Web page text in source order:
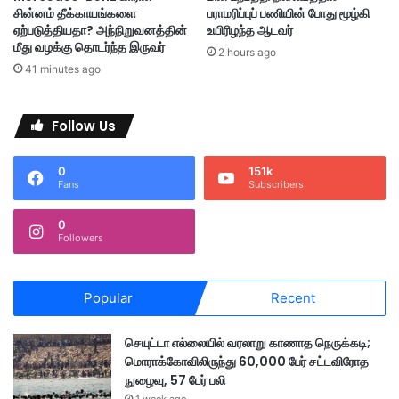
தா
ண்
டா
'
னை
ப
சின்னம் தீக்காயங்களை
ஏற்படுத்தியதா? அந்நிறுவனத்தின்
மீது வழக்கு தொடர்ந்த இருவர்
41 minutes ago
பராமரிப்புப் பணியின் போது மூழ்கி
உயிரிழந்த ஆடவர்
2 hours ago
Follow Us
0
Fans
151k
Subscribers
0
Followers
Popular Recent
செயுட்டா எல்லையில் வரலாறு காணாத நெருக்கடி;
மொராக்கோவிலிருந்து 60,000 பேர் சட்டவிரோத
நுழைவு, 57 பேர் பலி